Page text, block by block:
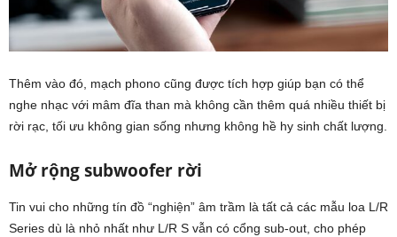
Thêm vào đó, mạch phono cũng được tích hợp giúp bạn có thể
nghe nhạc với mâm đĩa than mà không cần thêm quá nhiều thiết bị
rời rạc, tối ưu không gian sống nhưng không hề hy sinh chất lượng.
Mở rộng subwoofer rời
Tin vui cho những tín đồ “nghiện” âm trầm là tất cả các mẫu loa L/R
Series dù là nhỏ nhất như L/R S vẫn có cổng sub-out, cho phép